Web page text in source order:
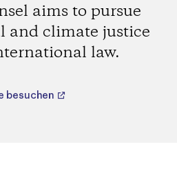
aims to pursue
and climate justice
law.
besuchen